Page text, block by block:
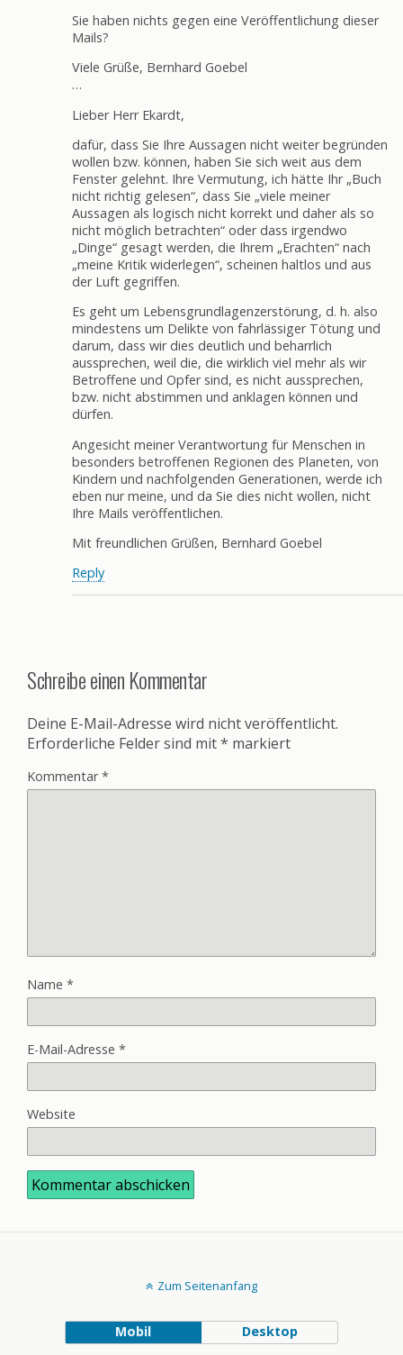
Sie haben nichts gegen eine Veröffentlichung dieser
Mails?
Viele Grüße, Bernhard Goebel
…
Lieber Herr Ekardt,
dafür, dass Sie Ihre Aussagen nicht weiter begründen
wollen bzw. können, haben Sie sich weit aus dem
Fenster gelehnt. Ihre Vermutung, ich hätte Ihr „Buch
nicht richtig gelesen“, dass Sie „viele meiner
Aussagen als logisch nicht korrekt und daher als so
nicht möglich betrachten“ oder dass irgendwo
„Dinge“ gesagt werden, die Ihrem „Erachten“ nach
„meine Kritik widerlegen“, scheinen haltlos und aus
der Luft gegriffen.
Es geht um Lebensgrundlagenzerstörung, d. h. also
mindestens um Delikte von fahrlässiger Tötung und
darum, dass wir dies deutlich und beharrlich
aussprechen, weil die, die wirklich viel mehr als wir
Betroffene und Opfer sind, es nicht aussprechen,
bzw. nicht abstimmen und anklagen können und
dürfen.
Angesicht meiner Verantwortung für Menschen in
besonders betroffenen Regionen des Planeten, von
Kindern und nachfolgenden Generationen, werde ich
eben nur meine, und da Sie dies nicht wollen, nicht
Ihre Mails veröffentlichen.
Mit freundlichen Grüßen, Bernhard Goebel
Reply
Schreibe einen Kommentar
Deine E-Mail-Adresse wird nicht veröffentlicht.
Erforderliche Felder sind mit* markiert
Kommentar*
Name *
E-Mail-Adresse *
Website
Zum Seitenanfang
Mobil Desktop